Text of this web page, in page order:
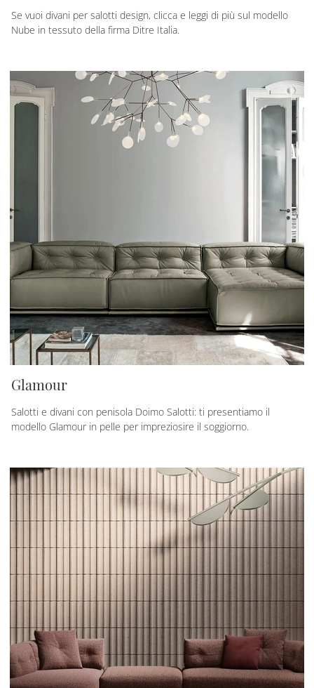
Se vuoi divani per salotti design, clicca e leggi di più sul modello
Nube in tessuto della firma Ditre Italia.
Glamour
Salotti e divani con penisola Doimo Salotti: ti presentiamo il
modello Glamour in pelle per impreziosire il soggiorno.